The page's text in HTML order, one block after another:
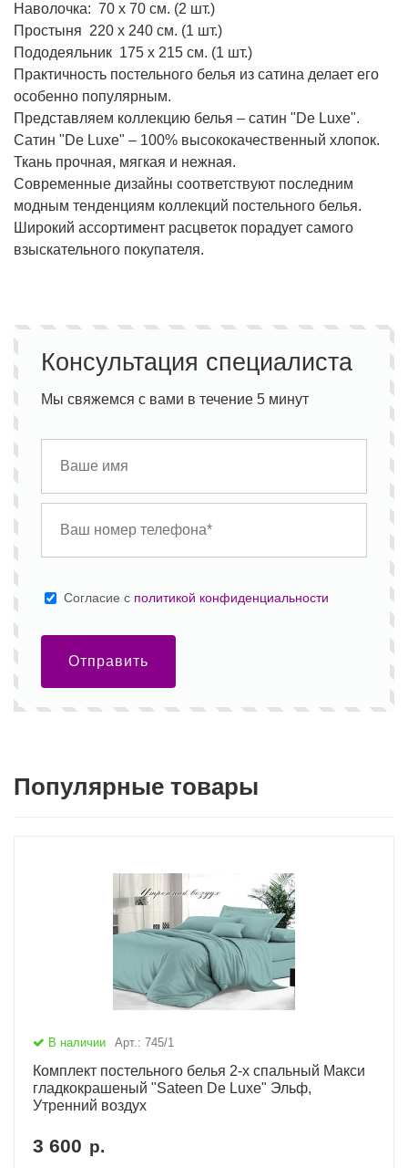
Наволочка: 70 х 70 см. (2 шт.)
Простыня 220 х 240 см. (1 шт.)
Пододеяльник 175 х 215 см. (1 шт.)
Практичность постельного белья из сатина делает его
особенно популярным.
Представляем коллекцию белья – сатин "De Luxe".
Сатин "De Luxe" – 100% высококачественный хлопок.
Ткань прочная, мягкая и нежная.
Современные дизайны соответствуют последним
модным тенденциям коллекций постельного белья.
Широкий ассортимент расцветок порадует самого
взыскательного покупателя.
Консультация специалиста
Мы свяжемся с вами в течение 5 минут
Cогласие с политикой конфиденциальности
Отправить
Популярные товары
В наличии Арт.: 745/1
Комплект постельного белья 2-х спальный Макси
гладкокрашеный "Sateen De Luxe" Эльф,
Утренний воздух
3 600 р.